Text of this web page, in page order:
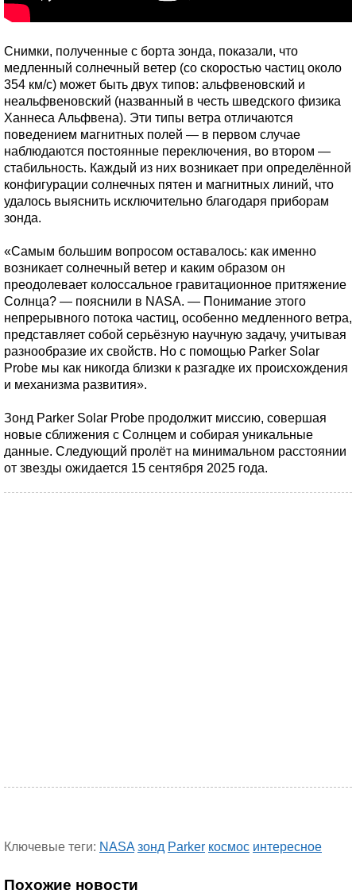
Снимки, полученные с борта зонда, показали, что
медленный солнечный ветер (со скоростью частиц около
354 км/с) может быть двух типов: альфвеновский и
неальфвеновский (названный в честь шведского физика
Ханнеса Альфвена). Эти типы ветра отличаются
поведением магнитных полей — в первом случае
наблюдаются постоянные переключения, во втором —
стабильность. Каждый из них возникает при определённой
конфигурации солнечных пятен и магнитных линий, что
удалось выяснить исключительно благодаря приборам
зонда.
«Самым большим вопросом оставалось: как именно
возникает солнечный ветер и каким образом он
преодолевает колоссальное гравитационное притяжение
Солнца? — пояснили в NASA. — Понимание этого
непрерывного потока частиц, особенно медленного ветра,
представляет собой серьёзную научную задачу, учитывая
разнообразие их свойств. Но с помощью Parker Solar
Probe мы как никогда близки к разгадке их происхождения
и механизма развития».
Зонд Parker Solar Probe продолжит миссию, совершая
новые сближения с Солнцем и собирая уникальные
данные. Следующий пролёт на минимальном расстоянии
от звезды ожидается 15 сентября 2025 года.
Ключевые теги: NASA зонд Parker космос интересное
Похожие новости